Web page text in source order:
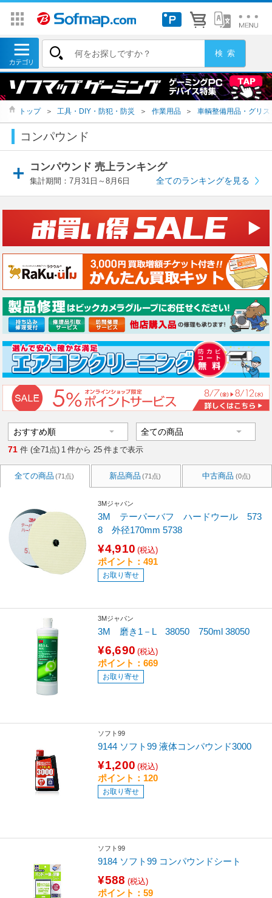
トップ ＞ 工具・DIY・防犯・防災 ＞ 作業用品 ＞ 車輌整備用品・グリス
コンパウンド
コンパウンド 売上ランキング
集計期間：7月31日～8月6日 全てのランキングを見る
71 件 (全71点) 1 件から 25 件まで表示
全ての商品 (71点) 新品商品 (71点) 中古商品 (0点)
3Mジャパン
3M テーパーバフ ハードウール 573
8 外径170mm 5738
¥4,910 (税込)
ポイント：491
お取り寄せ
3Mジャパン
3M 磨き1－L 38050 750ml 38050
¥6,690 (税込)
ポイント：669
お取り寄せ
ソフト99
9144 ソフト99 液体コンパウンド3000
¥1,200 (税込)
ポイント：120
お取り寄せ
ソフト99
9184 ソフト99 コンパウンドシート
¥588 (税込)
ポイント：59